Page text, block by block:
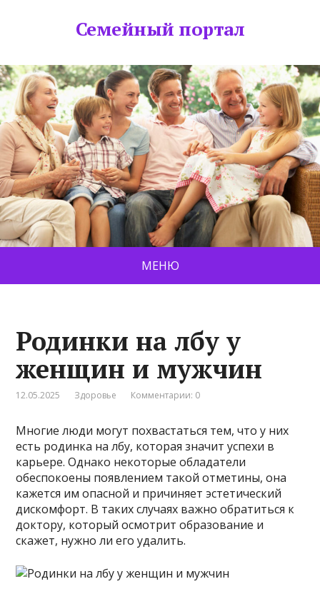
Семейный портал
МЕНЮ
Родинки на лбу у
женщин и мужчин
12.05.2025 Здоровье Комментарии: 0
Многие люди могут похвастаться тем, что у них
есть родинка на лбу, которая значит успехи в
карьере. Однако некоторые обладатели
обеспокоены появлением такой отметины, она
кажется им опасной и причиняет эстетический
дискомфорт. В таких случаях важно обратиться к
доктору, который осмотрит образование и
скажет, нужно ли его удалить.